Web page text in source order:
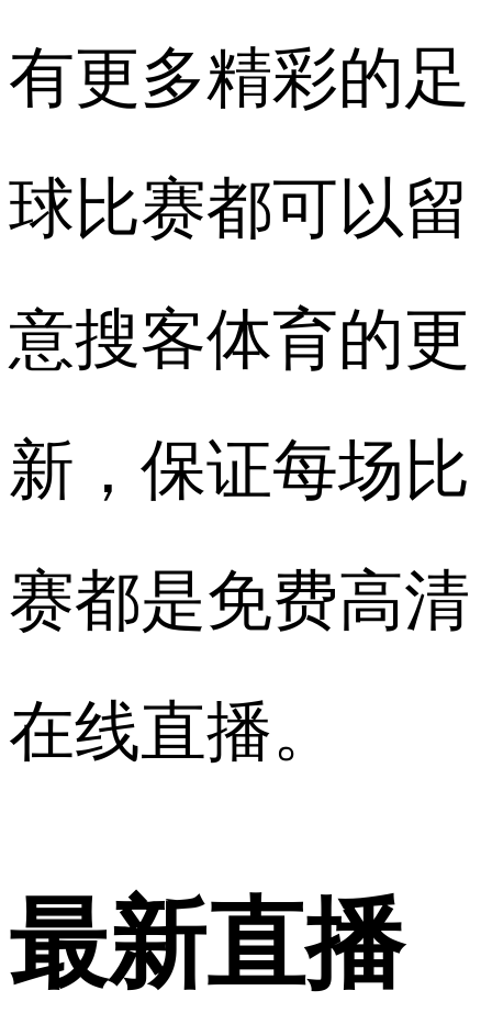
有更多精彩的足
球比赛都可以留
意搜客体育的更
新，保证每场比
赛都是免费高清
在线直播。
最新直播